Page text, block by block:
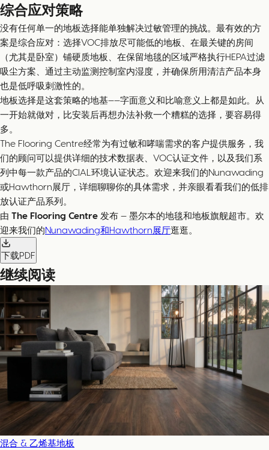
综合应对策略
没有任何单一的地板选择能单独解决过敏管理的挑战。最有效的方
案是综合应对：选择VOC排放尽可能低的地板、在最关键的房间
（尤其是卧室）铺硬质地板、在保留地毯的区域严格执行HEPA过滤
吸尘方案、通过主动监测控制室内湿度，并确保所用清洁产品本身
也是低呼吸刺激性的。
地板选择是这套策略的地基——字面意义和比喻意义上都是如此。从
一开始就做对，比安装后再想办法补救一个糟糕的选择，要容易得
多。
The Flooring Centre经常为有过敏和哮喘需求的客户提供服务，我
们的顾问可以提供详细的技术数据表、VOC认证文件，以及我们系
列中每一款产品的CIAL环境认证状态。欢迎来我们的Nunawading
或Hawthorn展厅，详细聊聊你的具体需求，并亲眼看看我们的低排
放认证产品系列。
由 The Flooring Centre 发布 — 墨尔本的地毯和地板旗舰超市。欢
迎来我们的Nunawading和Hawthorn展厅逛逛。
下载PDF
继续阅读
混合 & 乙烯基地板